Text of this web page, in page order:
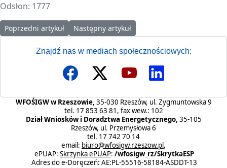
Odsłon: 1777
Poprzedni artykuł: Cykl webinariów "Finansowania działań w
Poprzedni artykuł Następny artykuł: Zapytanie ofertowe 7/2020
Następny artykuł
Znajdź nas w mediach społecznościowych:
WFOŚIGW w Rzeszowie, 35-030 Rzeszów, ul. Zygmuntowska 9
tel. 17 853 63 81, fax wew.: 102
Dział Wniosków i Doradztwa Energetycznego, 35-105
Rzeszów, ul. Przemysłowa 6
tel. 17 742 70 14
email: biuro@wfosigw.rzeszow.pl,
ePUAP: Skrzynka ePUAP: /wfosigw_rz/SkrytkaESP
Adres do e-Doręczeń: AE:PL-55516-58184-ASDDT-13